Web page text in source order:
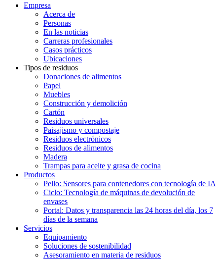
Empresa
Acerca de
Personas
En las noticias
Carreras profesionales
Casos prácticos
Ubicaciones
Tipos de residuos
Donaciones de alimentos
Papel
Muebles
Construcción y demolición
Cartón
Residuos universales
Paisajismo y compostaje
Residuos electrónicos
Residuos de alimentos
Madera
Trampas para aceite y grasa de cocina
Productos
Pello: Sensores para contenedores con tecnología de IA
Ciclo: Tecnología de máquinas de devolución de
envases
Portal: Datos y transparencia las 24 horas del día, los 7
días de la semana
Servicios
Equipamiento
Soluciones de sostenibilidad
Asesoramiento en materia de residuos